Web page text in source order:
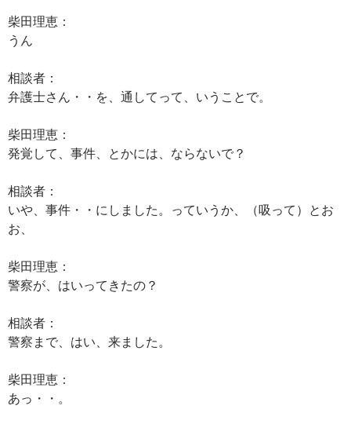
柴田理恵：
うん
相談者：
弁護士さん・・を、通してって、いうことで。
柴田理恵：
発覚して、事件、とかには、ならないで？
相談者：
いや、事件・・にしました。っていうか、（吸って）とお
お、
柴田理恵：
警察が、はいってきたの？
相談者：
警察まで、はい、来ました。
柴田理恵：
あっ・・。